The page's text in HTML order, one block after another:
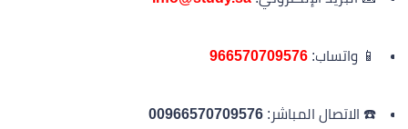
📱 واتساب: 966570709576
☎️ الاتصال المباشر: 00966570709576